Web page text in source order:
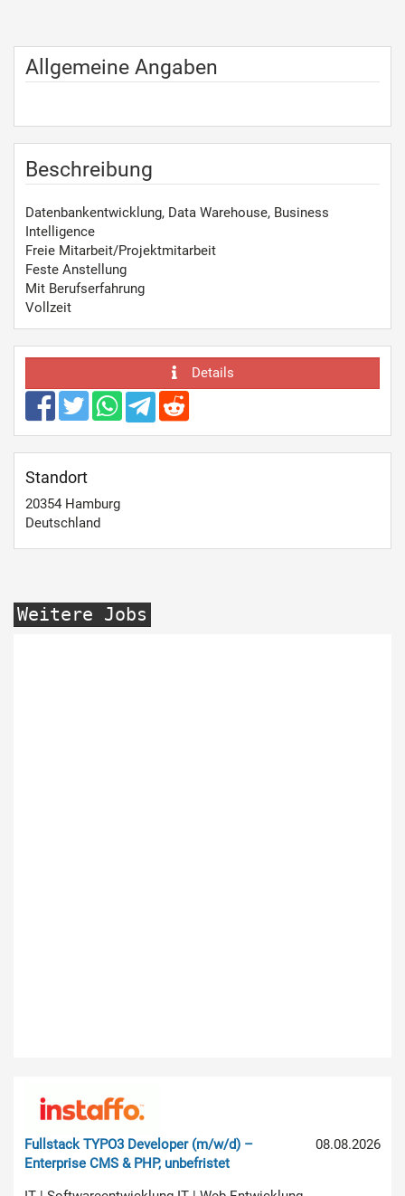
Allgemeine Angaben
Beschreibung
Datenbankentwicklung, Data Warehouse, Business
Intelligence
Freie Mitarbeit/Projektmitarbeit
Feste Anstellung
Mit Berufserfahrung
Vollzeit
Details
Standort
20354 Hamburg
Deutschland
Weitere Jobs
08.08.2026
Fullstack TYPO3 Developer (m/w/d) –
Enterprise CMS & PHP, unbefristet